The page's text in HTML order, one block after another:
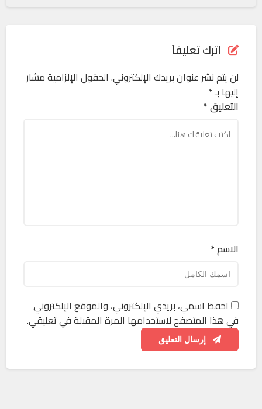
اترك تعليقاً
لن يتم نشر عنوان بريدك الإلكتروني. الحقول الإلزامية مشار
إليها بـ*
التعليق *
الاسم *
احفظ اسمي، بريدي الإلكتروني، والموقع الإلكتروني
في هذا المتصفح لاستخدامها المرة المقبلة في تعليقي.